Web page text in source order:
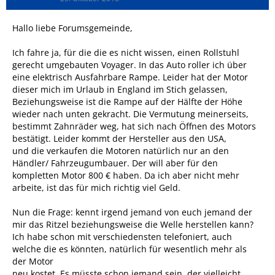
Hallo liebe Forumsgemeinde,
Ich fahre ja, für die die es nicht wissen, einen Rollstuhl
gerecht umgebauten Voyager. In das Auto roller ich über
eine elektrisch Ausfahrbare Rampe. Leider hat der Motor
dieser mich im Urlaub in England im Stich gelassen,
Beziehungsweise ist die Rampe auf der Hälfte der Höhe
wieder nach unten gekracht. Die Vermutung meinerseits,
bestimmt Zahnräder weg, hat sich nach Öffnen des Motors
bestätigt. Leider kommt der Hersteller aus den USA,
und die verkaufen die Motoren natürlich nur an den
Händler/ Fahrzeugumbauer. Der will aber für den
kompletten Motor 800 € haben. Da ich aber nicht mehr
arbeite, ist das für mich richtig viel Geld.
Nun die Frage: kennt irgend jemand von euch jemand der
mir das Ritzel beziehungsweise die Welle herstellen kann?
Ich habe schon mit verschiedensten telefoniert, auch
welche die es könnten, natürlich für wesentlich mehr als
der Motor